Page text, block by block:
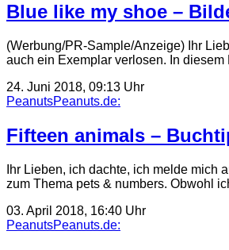
Blue like my shoe –
(Werbung/PR-Sample/Anzeige) Ihr
auch ein Exemplar verlosen. In
24. Juni 2018, 09:13 Uhr
PeanutsPeanuts.de:
Fifteen animals –
Ihr Lieben, ich dachte, ich melde
zum Thema pets & numbers. Obwohl
03. April 2018, 16:40 Uhr
PeanutsPeanuts.de: